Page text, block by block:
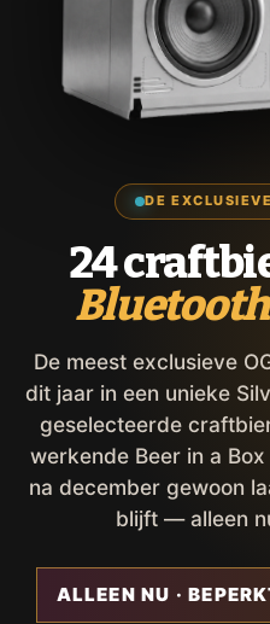
DE
24
De meest exclusieve
dit jaar in een unieke
geselecteerde
werkende Beer in a
na december gewoon
blijft — alleen
ALLEEN NU ·